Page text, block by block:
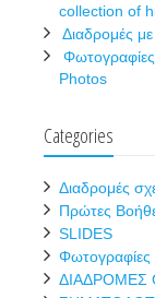
collection of
Διαδρομές
Photos
Categories
Διαδρομές
Πρώτες
SLIDES
Φωτογραφίες
ΔΙΑΔΡΟΜΕΣ